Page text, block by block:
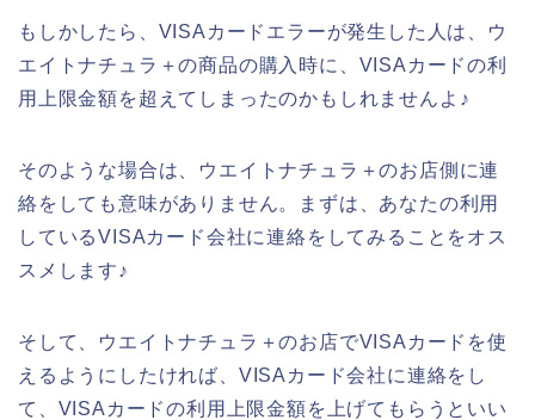
もしかしたら、VISAカードエラーが発生した人は、ウ
エイトナチュラ＋の商品の購入時に、VISAカードの利
用上限金額を超えてしまったのかもしれませんよ♪
そのような場合は、ウエイトナチュラ＋のお店側に連
絡をしても意味がありません。まずは、あなたの利用
しているVISAカード会社に連絡をしてみることをオス
スメします♪
そして、ウエイトナチュラ＋のお店でVISAカードを使
えるようにしたければ、VISAカード会社に連絡をし
て、VISAカードの利用上限金額を上げてもらうといい